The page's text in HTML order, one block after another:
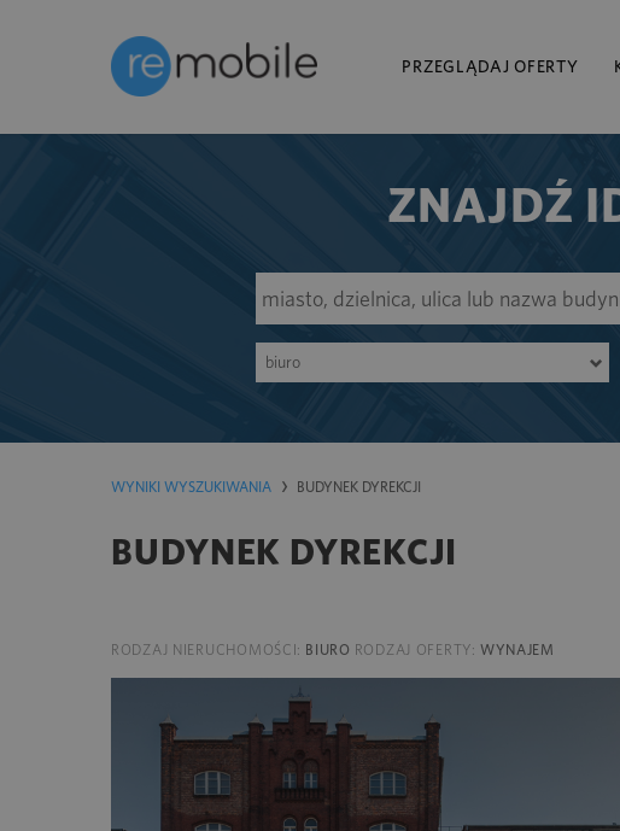
PRZEGLĄDAJ OFERTY
ZNAJDŹ
biuro
WYNIKI WYSZUKIWANIA BUDYNEK DYREKCJI
BUDYNEK DYREKCJI
RODZAJ NIERUCHOMOŚCI: BIURO RODZAJ OFERTY: WYNAJEM